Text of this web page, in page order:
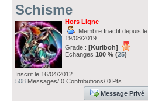
Schisme
Hors Ligne
Membre Inactif depuis le
19/08/2019
Grade : [Kuriboh]
Echanges 100 % (25)
Inscrit le 16/04/2012
508 Messages/ 0 Contributions/ 0 Pts
Message Privé